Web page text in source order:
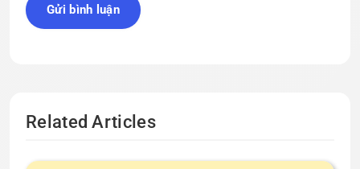
Related Articles